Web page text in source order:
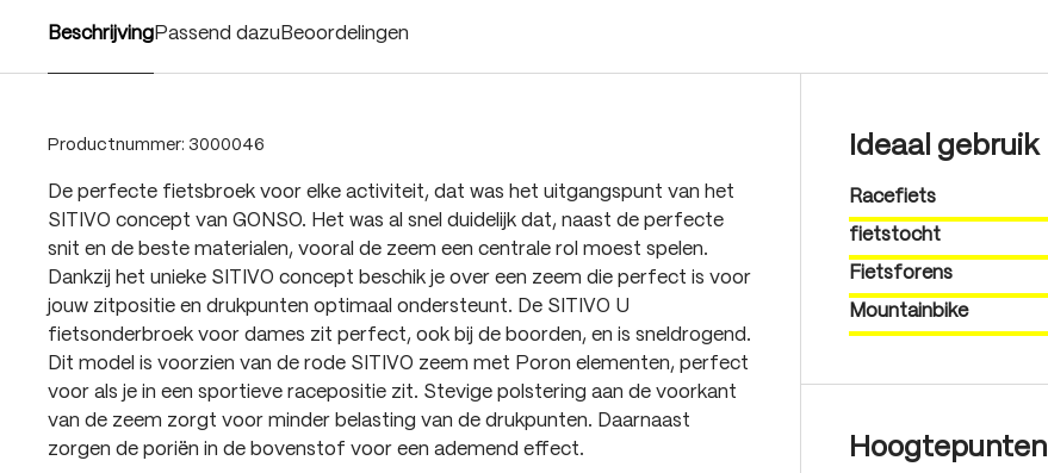
Beschrijving Passend dazu Beoordelingen
Productnummer: 3000046
De perfecte fietsbroek voor elke activiteit, dat was het uitgangspunt van het
SITIVO concept van GONSO. Het was al snel duidelijk dat, naast de perfecte
snit en de beste materialen, vooral de zeem een centrale rol moest spelen.
Dankzij het unieke SITIVO concept beschik je over een zeem die perfect is voor
jouw zitpositie en drukpunten optimaal ondersteunt. De SITIVO U
fietsonderbroek voor dames zit perfect, ook bij de boorden, en is sneldrogend.
Dit model is voorzien van de rode SITIVO zeem met Poron elementen, perfect
voor als je in een sportieve racepositie zit. Stevige polstering aan de voorkant
van de zeem zorgt voor minder belasting van de drukpunten. Daarnaast
zorgen de poriën in de bovenstof voor een ademend effect.
Ideaal gebruik
Racefiets
fietstocht
Fietsforens
Mountainbike
Hoogtepunten